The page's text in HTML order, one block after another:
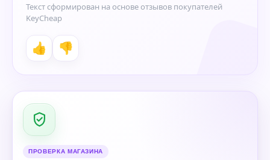
Текст сформирован на основе отзывов покупателей
KeyCheap
👍 👎
ПРОВЕРКА МАГАЗИНА